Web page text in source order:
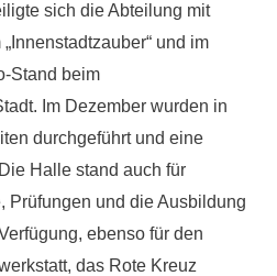
sich die Abteilung mit
und im
Stand beim
Im Dezember wurden in
durchgeführt und eine
Halle stand auch für
Prüfungen und die Ausbildung
ebenso für den
das Rote Kreuz